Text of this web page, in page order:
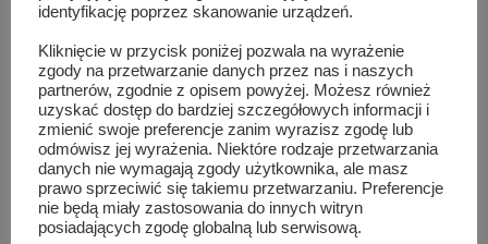
SieGra w Sienkiewiczu rozstrzygnięte
identyfikację poprzez skanowanie urządzeń.
Kliknięcie w przycisk poniżej pozwala na wyrażenie
zgody na przetwarzanie danych przez nas i naszych
partnerów, zgodnie z opisem powyżej. Możesz również
uzyskać dostęp do bardziej szczegółowych informacji i
zmienić swoje preferencje zanim wyrazisz zgodę lub
odmówisz jej wyrażenia. Niektóre rodzaje przetwarzania
danych nie wymagają zgody użytkownika, ale masz
prawo sprzeciwić się takiemu przetwarzaniu. Preferencje
nie będą miały zastosowania do innych witryn
posiadających zgodę globalną lub serwisową.